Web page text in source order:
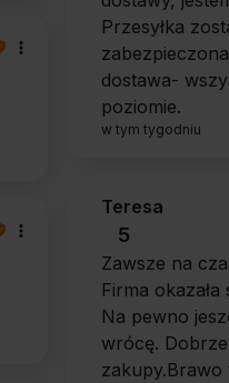
Przesyłka
dostawa-
poziomie.
w tym tygodniu
Teresa
5
Zawsze na
Firma
Na pewno
wrócę.
zakupy.Brawo